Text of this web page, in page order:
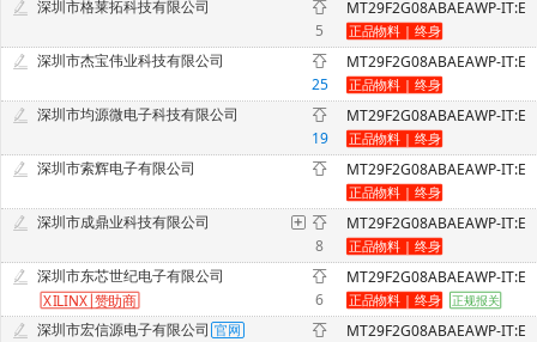
深圳市格莱拓科技有限公司
5
MT29F2G08ABAEAWP-IT:E
深圳市杰宝伟业科技有限公司
25
MT29F2G08ABAEAWP-IT:E
深圳市均源微电子科技有限公司
19
MT29F2G08ABAEAWP-IT:E
深圳市索辉电子有限公司 MT29F2G08ABAEAWP-IT:E
深圳市成鼎业科技有限公司
8
MT29F2G08ABAEAWP-IT:E
深圳市东芯世纪电子有限公司
XILINX 赞助商 6
MT29F2G08ABAEAWP-IT:E
深圳市宏信源电子有限公司
MT29F2G08ABAEAWP-IT:E